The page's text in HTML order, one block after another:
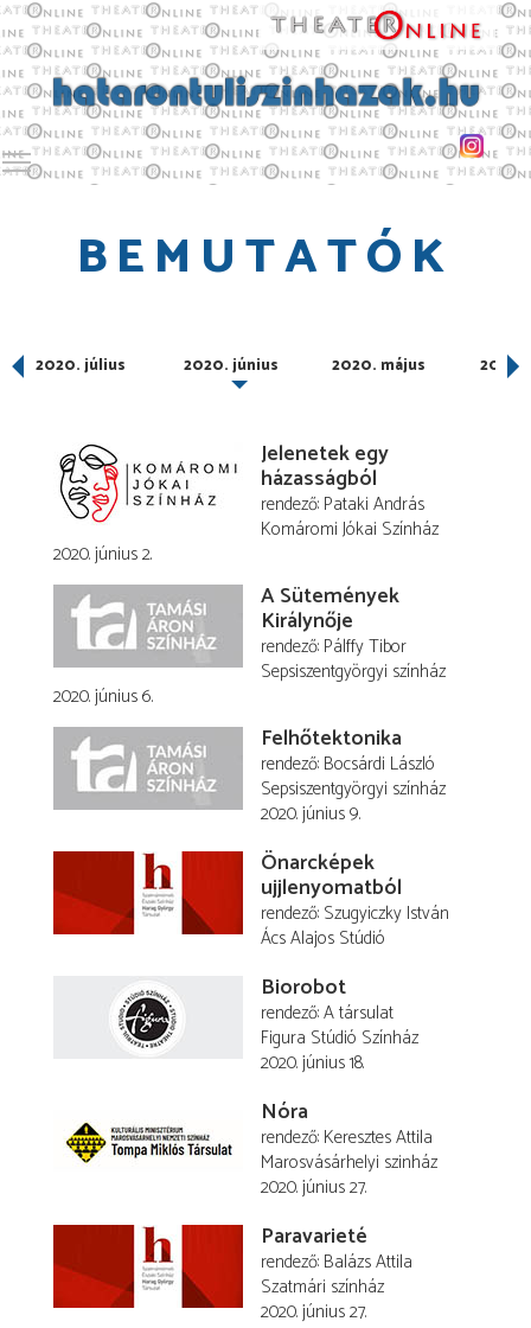
Toggle main menu visibility
BEMUTATÓK
2020. július 2020. június 2020. május 2020.
Jelenetek egy
házasságból
rendező Pataki András
Komáromi Jókai Színház
2020. június 2.
A Sütemények
Királynője
rendező Pálffy Tibor
Sepsiszentgyörgyi színház
2020. június 6.
Felhőtektonika
rendező Bocsárdi László
Sepsiszentgyörgyi színház
2020. június 9.
Önarcképek
ujjlenyomatból
rendező Szugyiczky István
Ács Alajos Stúdió
Biorobot
rendező A társulat
Figura Stúdió Színház
2020. június 18.
Nóra
rendező Keresztes Attila
Marosvásárhelyi szinház
2020. június 27.
Paravarieté
rendező Balázs Attila
Szatmári színház
2020. június 27.